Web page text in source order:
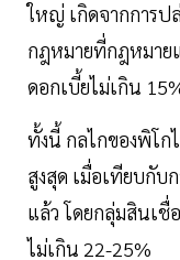
ใหญ่ เกิดจากการป
กฎหมายที่กฎหมา
ดอกเบี้ยไม่เกิน
ทั้งนี้ กลไกของพิโ
สูงสุด เมื่อเทียบกับ
แล้ว โดยกลุ่มสินเ
ไม่เกิน 22-25%